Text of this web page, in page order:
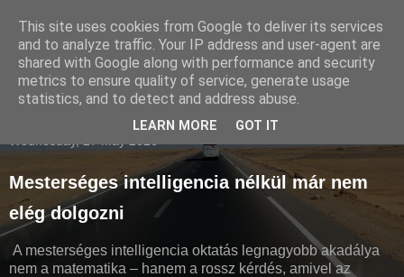
Havidíjas webáruház
keresőoptimalizálás
Mesterséges intelligencia nélkül már nem
elég dolgozni
A mesterséges intelligencia oktatás legnagyobb akadálya
nem a matematika – hanem a rossz kérdés, amivel az
This site uses cookies from Google to deliver its services
and to analyze traffic. Your IP address and user-agent are
shared with Google along with performance and security
metrics to ensure quality of service, generate usage
statistics, and to detect and address abuse.
LEARN MORE GOT IT